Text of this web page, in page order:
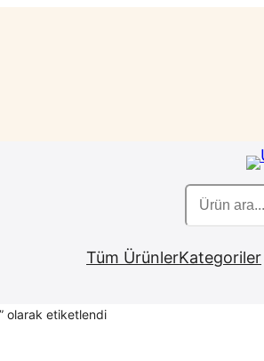
Ara
Tüm ÜrünlerKategoriler
olarak etiketlendi